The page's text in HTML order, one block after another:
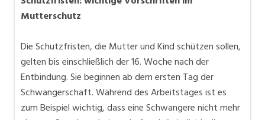
Mutterschutz
Die Schutzfristen, die Mutter und Kind schützen sollen,
gelten bis einschließlich der 16. Woche nach der
Entbindung. Sie beginnen ab dem ersten Tag der
Schwangerschaft. Während des Arbeitstages ist es
zum Beispiel wichtig, dass eine Schwangere nicht mehr